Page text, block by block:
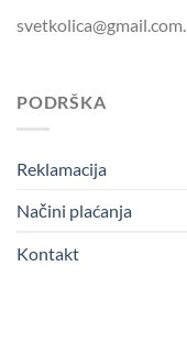
svetkolica@gmail.com.
PODRŠKA
Reklamacija
Načini plaćanja
Kontakt